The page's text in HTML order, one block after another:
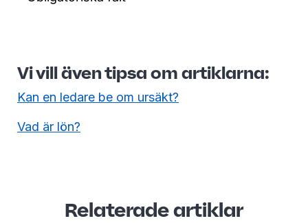
Vi vill även tipsa om artiklarna:
Kan en ledare be om ursäkt?
Vad är lön?
Relaterade artiklar